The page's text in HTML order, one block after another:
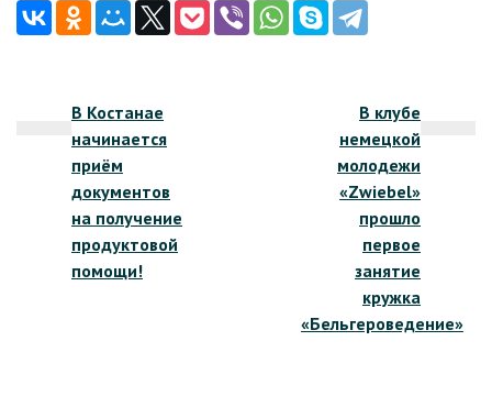
записям
В Костанае
начинается
приём
документов
на получение
продуктовой
помощи!
В клубе
немецкой
молодежи
«Zwiebel»
прошло
первое
занятие
кружка
«Бельгероведение»